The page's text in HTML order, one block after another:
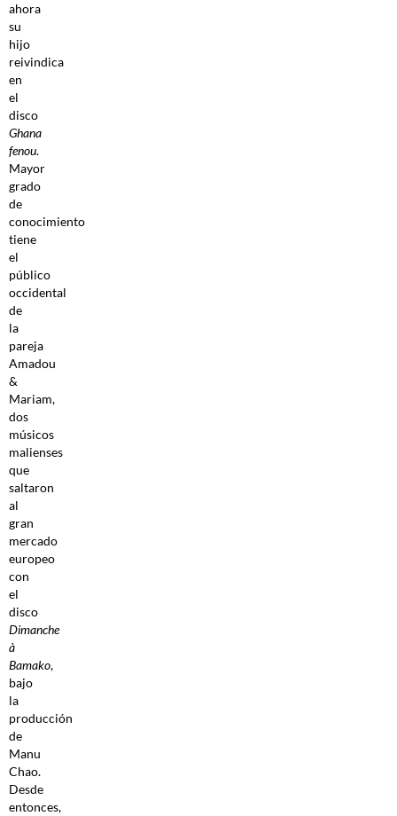
ahora
su
hijo
reivindica
en
el
disco
Ghana
fenou.
Mayor
grado
de
conocimiento
tiene
el
público
occidental
de
la
pareja
Amadou
&
Mariam,
dos
músicos
malienses
que
saltaron
al
gran
mercado
europeo
con
el
disco
Dimanche
à
Bamako,
bajo
la
producción
de
Manu
Chao.
Desde
entonces,